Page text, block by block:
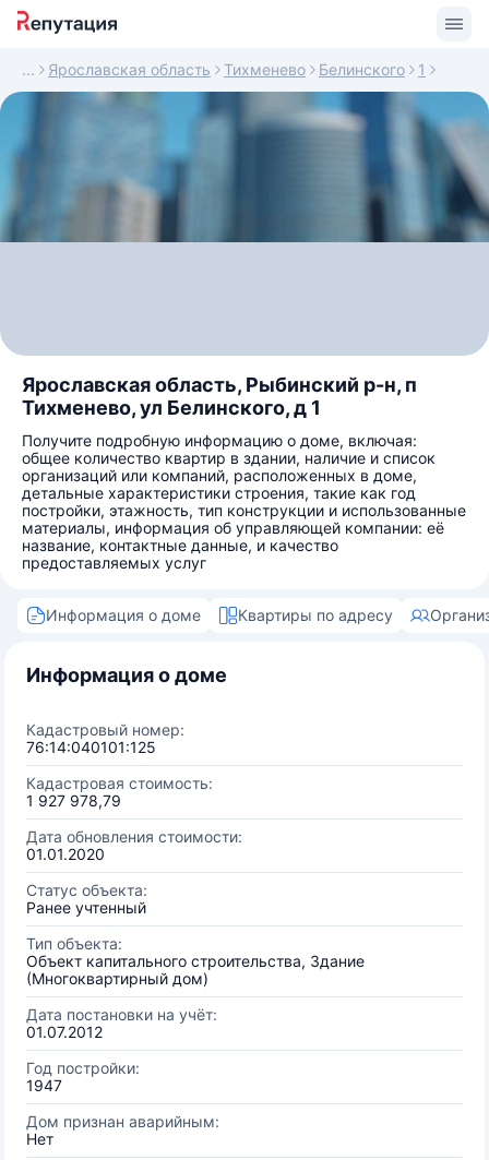
Ярославская область Тихменево Белинского 1
Ярославская область, Рыбинский р-н, п
Тихменево, ул Белинского, д 1
Получите подробную информацию о доме, включая:
общее количество квартир в здании, наличие и список
организаций или компаний, расположенных в доме,
детальные характеристики строения, такие как год
постройки, этажность, тип конструкции и использованные
материалы, информация об управляющей компании: её
название, контактные данные, и качество
предоставляемых услуг
Информация о доме Квартиры по адресу
Информация о доме
Кадастровый номер:
76:14:040101:125
Кадастровая стоимость:
1 927 978,79
Дата обновления стоимости:
01.01.2020
Статус объекта:
Ранее учтенный
Тип объекта:
Объект капитального строительства, Здание
(Многоквартирный дом)
Дата постановки на учёт:
01.07.2012
Год постройки:
1947
Дом признан аварийным:
Нет